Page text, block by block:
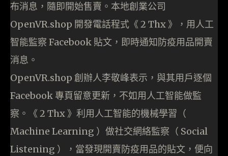
布消息，隨即開始售賣。本地創業公司
OpenVR.shop 開發電話程式《 2 Thx 》，用人工
智能監察 Facebook 貼文，即時通知防疫用品開賣
消息。
OpenVR.shop 創辦人李敬峰表示，與其用戶逐個
Facebook 專頁留意更新，不如用人工智能做監
察。《 2 Thx 》利用人工智能的機械學習（
Machine Learning ）做社交網絡監察（ Social
Listening ），當發現開賣防疫用品的貼文，便向